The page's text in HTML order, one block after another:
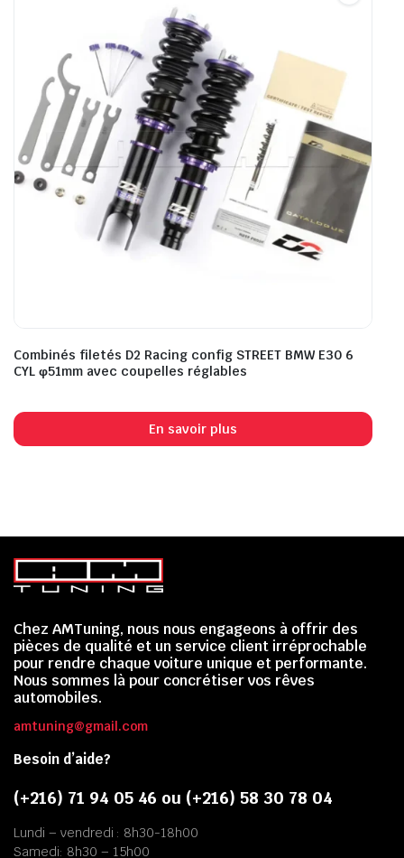
Combinés filetés D2 Racing config STREET BMW E30 6
CYL φ51mm avec coupelles réglables
En savoir plus
Chez AMTuning, nous nous engageons à offrir des
pièces de qualité et un service client irréprochable
pour rendre chaque voiture unique et performante.
Nous sommes là pour concrétiser vos rêves
automobiles.
amtuning@gmail.com
Besoin d’aide?
(+216) 71 94 05 46 ou (+216) 58 30 78 04
Lundi – vendredi : 8h30-18h00
Samedi: 8h30 – 15h00